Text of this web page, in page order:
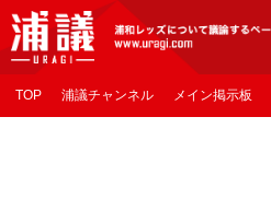
[浦議]浦和レッズについて議論するページ
TOP 浦議チャンネル メイン掲示板